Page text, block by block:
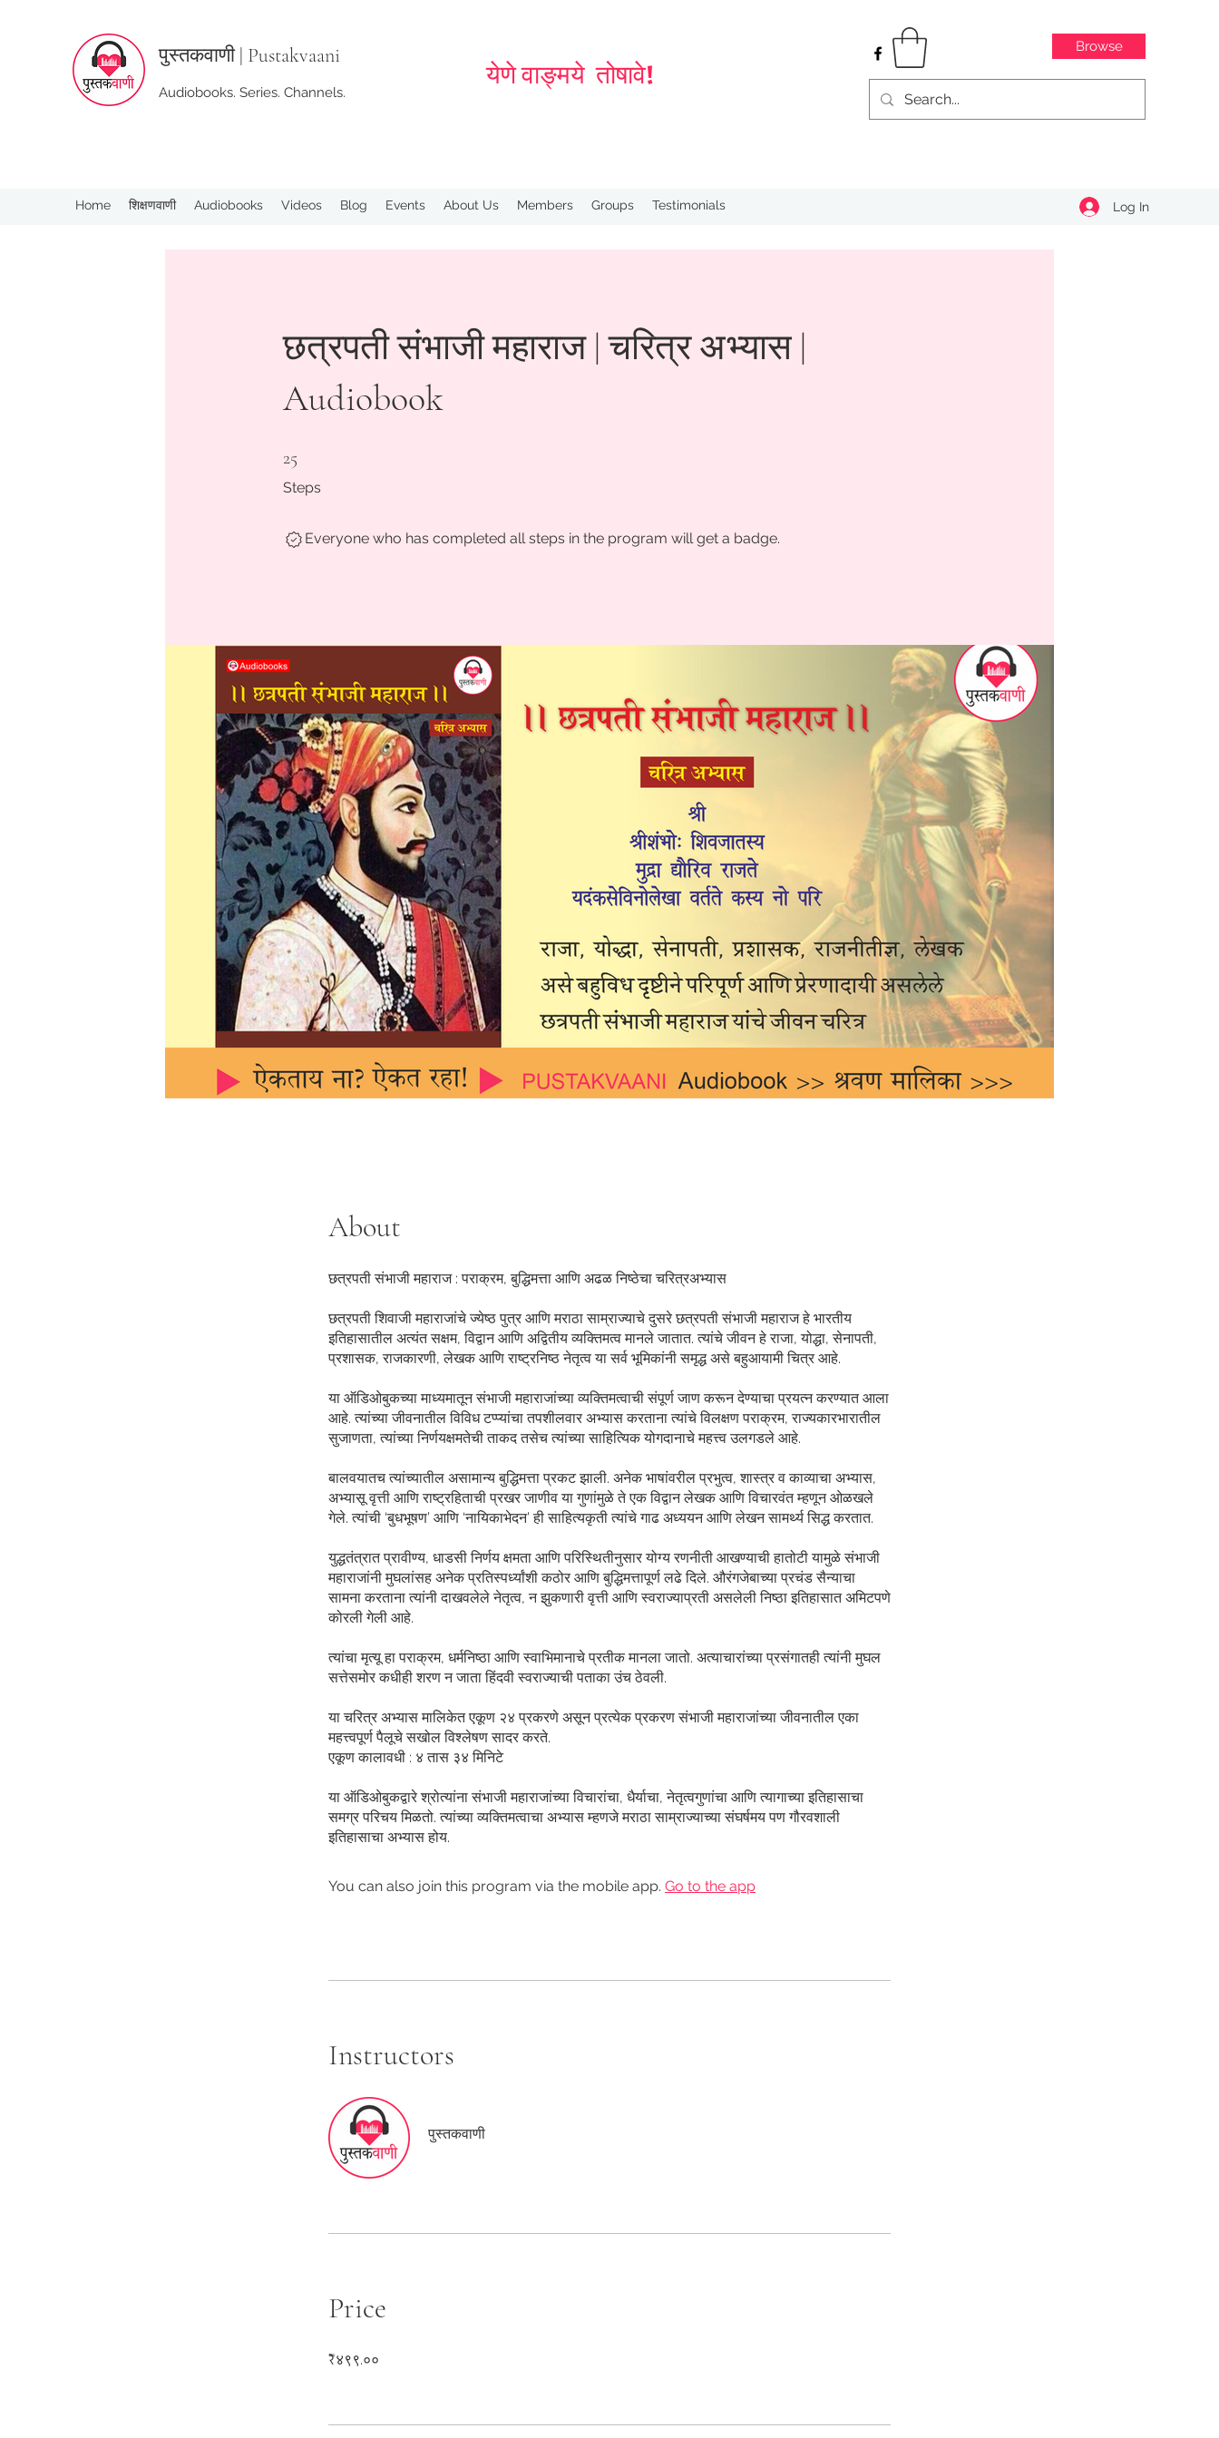
पुस्तकवाणी | Pustakvaani
Audiobooks. Series. Channels.
येणे वाङ्मये तोषावे!
Browse
Home शिक्षणवाणी Audiobooks Videos Blog Events About Us Members Groups Testimonials Log In
छत्रपती संभाजी महाराज | चरित्र अभ्यास |
Audiobook
25
Steps
Everyone who has completed all steps in the program will get a badge.
About
छत्रपती संभाजी महाराज : पराक्रम, बुद्धिमत्ता आणि अढळ निष्ठेचा चरित्रअभ्यास
छत्रपती शिवाजी महाराजांचे ज्येष्ठ पुत्र आणि मराठा साम्राज्याचे दुसरे छत्रपती संभाजी महाराज हे भारतीय
इतिहासातील अत्यंत सक्षम, विद्वान आणि अद्वितीय व्यक्तिमत्व मानले जातात. त्यांचे जीवन हे राजा, योद्धा, सेनापती,
प्रशासक, राजकारणी, लेखक आणि राष्ट्रनिष्ठ नेतृत्व या सर्व भूमिकांनी समृद्ध असे बहुआयामी चित्र आहे.
या ऑडिओबुकच्या माध्यमातून संभाजी महाराजांच्या व्यक्तिमत्वाची संपूर्ण जाण करून देण्याचा प्रयत्न करण्यात आला
आहे. त्यांच्या जीवनातील विविध टप्प्यांचा तपशीलवार अभ्यास करताना त्यांचे विलक्षण पराक्रम, राज्यकारभारातील
सुजाणता, त्यांच्या निर्णयक्षमतेची ताकद तसेच त्यांच्या साहित्यिक योगदानाचे महत्त्व उलगडले आहे.
बालवयातच त्यांच्यातील असामान्य बुद्धिमत्ता प्रकट झाली. अनेक भाषांवरील प्रभुत्व, शास्त्र व काव्याचा अभ्यास,
अभ्यासू वृत्ती आणि राष्ट्रहिताची प्रखर जाणीव या गुणांमुळे ते एक विद्वान लेखक आणि विचारवंत म्हणून ओळखले
गेले. त्यांची ‘बुधभूषण’ आणि ‘नायिकाभेदन’ ही साहित्यकृती त्यांचे गाढ अध्ययन आणि लेखन सामर्थ्य सिद्ध करतात.
युद्धतंत्रात प्रावीण्य, धाडसी निर्णय क्षमता आणि परिस्थितीनुसार योग्य रणनीती आखण्याची हातोटी यामुळे संभाजी
महाराजांनी मुघलांसह अनेक प्रतिस्पर्ध्यांशी कठोर आणि बुद्धिमत्तापूर्ण लढे दिले. औरंगजेबाच्या प्रचंड सैन्याचा
सामना करताना त्यांनी दाखवलेले नेतृत्व, न झुकणारी वृत्ती आणि स्वराज्याप्रती असलेली निष्ठा इतिहासात अमिटपणे
कोरली गेली आहे.
त्यांचा मृत्यू हा पराक्रम, धर्मनिष्ठा आणि स्वाभिमानाचे प्रतीक मानला जातो. अत्याचारांच्या प्रसंगातही त्यांनी मुघल
सत्तेसमोर कधीही शरण न जाता हिंदवी स्वराज्याची पताका उंच ठेवली.
या चरित्र अभ्यास मालिकेत एकूण २४ प्रकरणे असून प्रत्येक प्रकरण संभाजी महाराजांच्या जीवनातील एका
महत्त्वपूर्ण पैलूचे सखोल विश्लेषण सादर करते.
एकूण कालावधी : ४ तास ३४ मिनिटे
या ऑडिओबुकद्वारे श्रोत्यांना संभाजी महाराजांच्या विचारांचा, धैर्याचा, नेतृत्वगुणांचा आणि त्यागाच्या इतिहासाचा
समग्र परिचय मिळतो. त्यांच्या व्यक्तिमत्वाचा अभ्यास म्हणजे मराठा साम्राज्याच्या संघर्षमय पण गौरवशाली
इतिहासाचा अभ्यास होय.
You can also join this program via the mobile app. Go to the app
Instructors
पुस्तकवाणी
Price
₹४९९.००